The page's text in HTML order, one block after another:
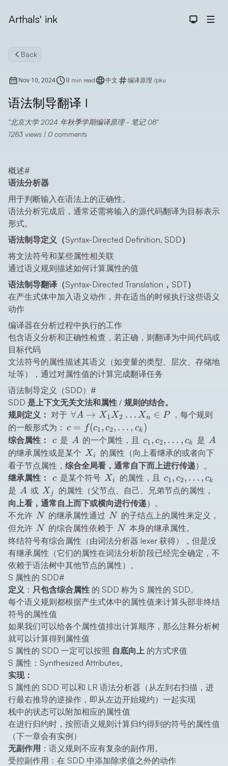
Arthals' ink Dark
Back
Nov 10, 2024 8 min read 中文 编译原理 /pku
语法制导翻译 I
北京大学 2024 年秋季学期编译原理 - 笔记 08
1283 views | 0 comments
概述#
语法分析器
用于判断输入在语法上的正确性。
语法分析完成后，通常还需将输入的源代码翻译为目标表示
形式。
语法制导定义（Syntax-Directed Definition, SDD）
将文法符号和某些属性相关联
通过语义规则描述如何计算属性的值
语法制导翻译（Syntax-Directed Translation，SDT）
在产生式体中加入语义动作，并在适当的时候执行这些语义
动作
编译器在分析过程中执行的工作
包含语义分析和正确性检查，若正确，则翻译为中间代码或
目标代码
文法符号的属性描述其语义（如变量的类型、层次、存储地
址等），通过对属性值的计算完成翻译任务
语法制导定义（SDD） #
SDD 是上下文无关文法和属性 / 规则的结合。
规则定义： 对于 \forall A
\rightarrow
X_1 X_2
\ldots X_n
\in P
∀A → X1X2 … Xn ∈ P
，每个规则
的一般形式为： c =
f(c_1,
c_2,
\ldots,
c_k)
c = f(c1, c2, … , ck )
综合属性： c
c 是 A
A 的一个属性，且 c_1,
c_2,
\ldots,
c_k
c1, c2, … , ck 是 A
A
的继承属性或是某个 X_i
Xi
的属性（向上看继承的或者向下
看子节点属性， 综合全局看，通常自下而上进行传递）。
继承属性：
c
c 是某个符号 X_i
Xi 的属性，且 c_1,
c_2,
c_k
c1, c2, … , ck
是 A
A 或 X_j
X j
的属性（父节点、自己、兄弟节点的属性，
向上看，通常自上而下或横向进行传递）。
不允许 N
N 的继承属性通过 N
N 的子结点上的属性来定义，
但允许 N
N 的综合属性依赖于 N
N 本身的继承属性。
终结符号有综合属性（由词法分析器 lexer 获得），但是没
有继承属性（它们的属性在词法分析阶段已经完全确定，不
依赖于语法树中其他节点的属性）。
S 属性的 SDD#
定义 ： 只包含综合属性 的 SDD 称为 S 属性的 SDD。
每个语义规则都根据产生式体中的属性值来计算头部非终结
符号的属性值
如果我们可以给各个属性值排出计算顺序，那么注释分析树
就可以计算得到属性值
S 属性的 SDD 一定可以按照 自底向上 的方式求值
S 属性：Synthesized Attributes。
实现：
S 属性的 SDD 可以和 LR 语法分析器（从左到右扫描，进
行最右推导的逆操作，即从左边开始规约）一起实现
栈中的状态可以附加相应的属性值
在进行归约时，按照语义规则计算归约得到的符号的属性值
（下一章会有实例）
无副作用 ：语义规则不应有复杂的副作用。
受控副作用：在 SDD 中添加除求值之外的动作